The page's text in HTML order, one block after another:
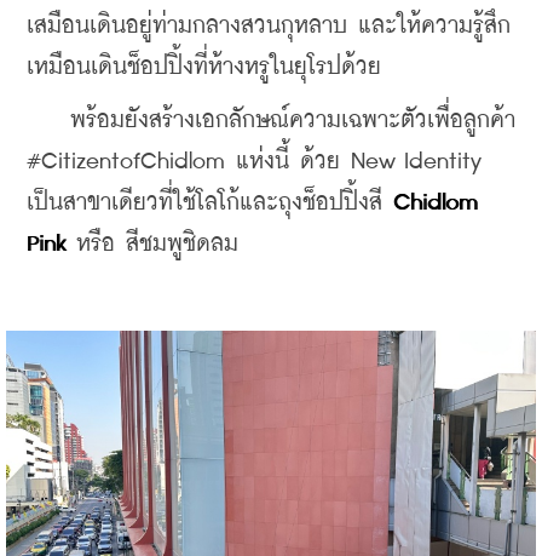
เสมือนเดินอยู่ท่ามกลางสวนกุหลาบ และให้ความรู้สึก
เหมือนเดินช็อปปิ้งที่ห้างหรูในยุโรปด้วย
พร้อมยังสร้างเอกลักษณ์ความเฉพาะตัวเพื่อลูกค้า
#CitizentofChidlom แห่งนี้ ด้วย New Identity
เป็นสาขาเดียวที่ใช้โลโก้และถุงช็อปปิ้งสี Chidlom
Pink หรือ สีชมพูชิดลม